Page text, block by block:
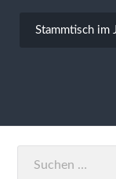
Stammtisch im
nach: